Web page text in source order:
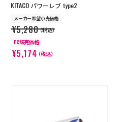
KITACO パワーレブ type2
メーカー希望小売価格
¥5,280（税込）
EC販売価格
¥5,174（税込）